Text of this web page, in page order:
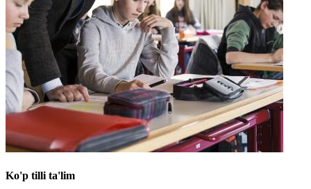
Ko'p tilli ta'lim